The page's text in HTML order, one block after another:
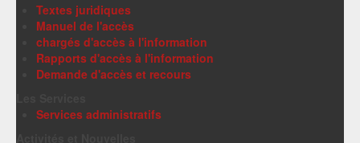
Textes juridiques
Manuel de l'accès
chargés d'accès à l'information
Rapports d'accès à l'information
Demande d'accès et recours
Services administratifs